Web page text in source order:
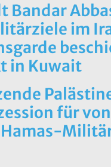
Bandar
im
in Kuwait
für von